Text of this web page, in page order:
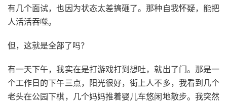
有几个面试，也因为状态太差搞砸了。那种自我怀疑，能把
人活活吞噬。
但，这就是全部了吗？
有一天下午，我实在是打游戏打到想吐，就出了门。那是一
个工作日的下午三点，阳光很好，街上人不多，我看到几个
老头在公园下棋，几个妈妈推着婴儿车悠闲地散步。我突然